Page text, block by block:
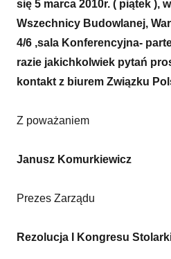
się 5 marca 2010r. ( piątek ),
Wszechnicy Budowlanej,
4/6 ,sala Konferencyjna-
razie jakichkolwiek pytań
kontakt z biurem Związku
Z poważaniem
Janusz Komurkiewicz
Prezes Zarządu
Rezolucja I Kongresu